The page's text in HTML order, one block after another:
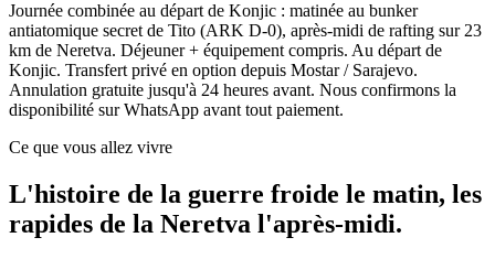
Journée combinée au départ de Konjic : matinée au bunker
antiatomique secret de Tito (ARK D-0), après-midi de rafting sur 23
km de Neretva. Déjeuner + équipement compris. Au départ de
Konjic. Transfert privé en option depuis Mostar / Sarajevo.
Annulation gratuite jusqu'à 24 heures avant. Nous confirmons la
disponibilité sur WhatsApp avant tout paiement.
Ce que vous allez vivre
L'histoire de la guerre froide le matin, les
rapides de la Neretva l'après-midi.